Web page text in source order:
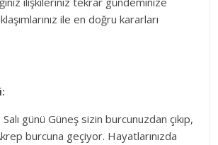
ile en doğru kararları
günü Güneş sizin burcunuzdan çıkıp,
burcuna geçiyor. Hayatlarınızda